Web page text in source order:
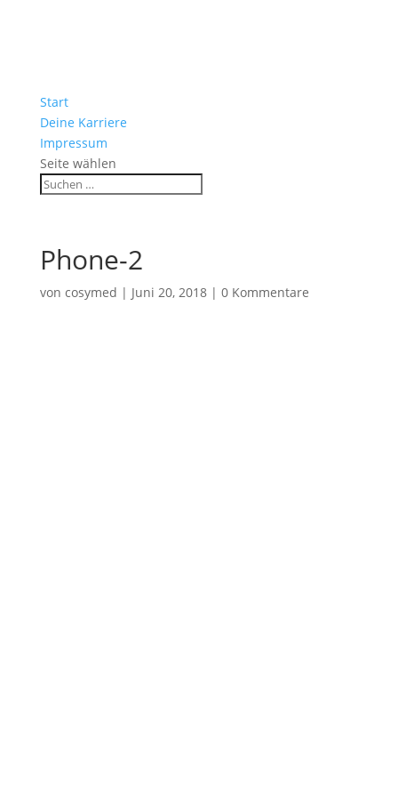
Start
Deine Karriere
Impressum
Seite wählen
Phone-2
von cosymed | Juni 20, 2018| 0 Kommentare